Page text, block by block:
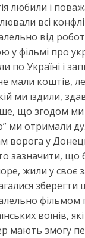
любили і
всі
від
у фільмі про
по Україні і
мали коштів,
ми їздили,
що згодом ми
ми отримали
ворога у
зазначити, що
жили у своє
зберегти
фільмом
воїнів,
мають змогу